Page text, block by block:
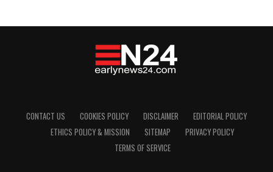
CONTACT US COOKIES POLICY DISCLAIMER
EDITORIAL POLICY
ETHICS POLICY & MISSION
SITEMAP
PRIVACY POLICY
TERMS OF SERVICE